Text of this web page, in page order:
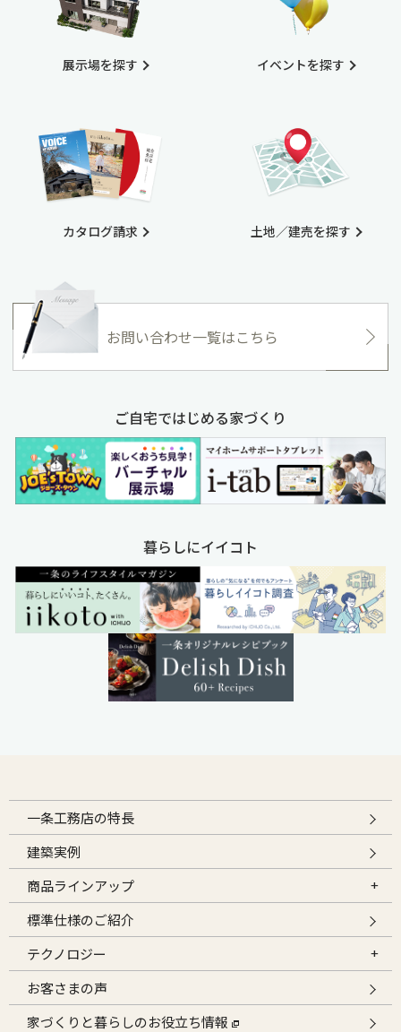
展示場を探す
カタログ請求
イベントを探す
土地／建売を探す
お問い合わせ一覧はこちら
ご自宅ではじめる家づくり
暮らしにイイコト
一条工務店の特長
建築実例
商品ラインアップ
標準仕様のご紹介
テクノロジー
お客さまの声
家づくりと暮らしのお役立ち情報